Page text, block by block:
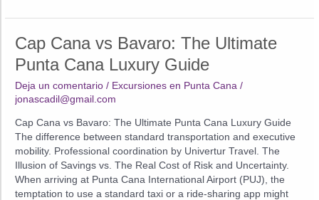
Punta
Why
Elite
Travelers
Avoid
Taxis
Apps
Cap Cana vs Bavaro: The Ultimate
Punta Cana Luxury Guide
Deja un comentario / Excursiones en Punta Cana /
jonascadil@gmail.com
Cap Cana vs Bavaro: The Ultimate Punta Cana Luxury Guide
The difference between standard transportation and executive
mobility. Professional coordination by Univertur Travel. The
Illusion of Savings vs. The Real Cost of Risk and Uncertainty.
When arriving at Punta Cana International Airport (PUJ), the
temptation to use a standard taxi or a ride-sharing app might